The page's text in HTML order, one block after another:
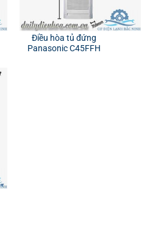
Điều hòa tủ đứng
Panasonic C45FFH